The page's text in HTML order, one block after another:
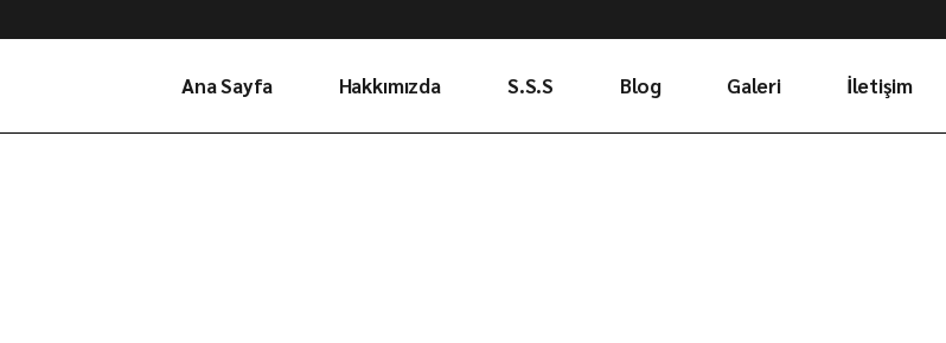
Ana Sayfa Hakkımızda S.S.S Blog Galeri İletişim